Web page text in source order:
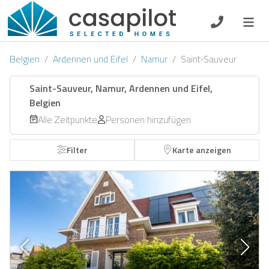
DE EN ES FR
Frühstück
Eigentümer Log-In
Belgien Ardennen und Eifel Namur Saint-Sauveur
Saint-Sauveur, Namur, Ardennen und Eifel,
Belgien
Alle Zeitpunkte
Personen hinzufügen
Filter Karte anzeigen